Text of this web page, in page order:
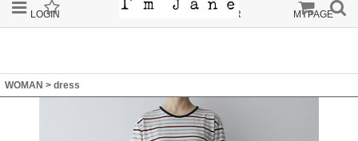
LOGIN ORDER MYPAGE
WOMAN > dress